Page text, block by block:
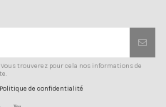
trouverez pour cela nos informations de
Politique de confidentialité